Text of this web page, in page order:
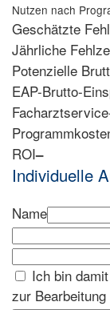
Nutzen nach
Geschätzte
Jährliche
Potenzielle
EAP-Brutto-
ROI–
Individuelle
Name
Ich bin
zur